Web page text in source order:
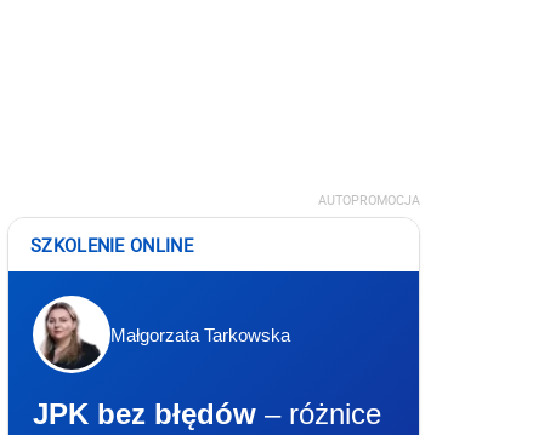
AUTOPROMOCJA
SZKOLENIE ONLINE
Małgorzata Tarkowska
JPK bez błędów – różnice